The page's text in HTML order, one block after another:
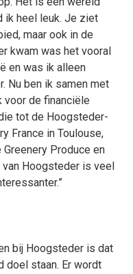
ik heel leuk. Je ziet
maar ook in de
kwam was het vooral
en was ik alleen
Nu ben ik samen met
voor de financiële
tot de Hoogsteder-
France in Toulouse,
Greenery Produce en
Hoogsteder is veel
bij Hoogsteder is dat
doel staan. Er wordt